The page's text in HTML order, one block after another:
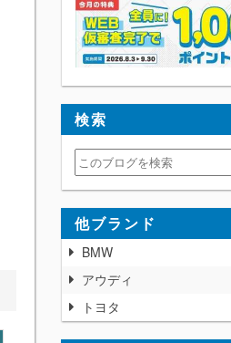
検索
他ブランド
BMW
アウディ
トヨタ